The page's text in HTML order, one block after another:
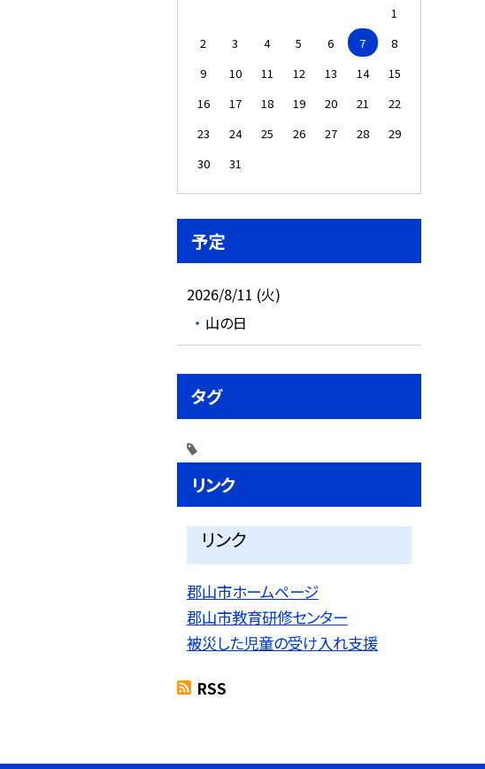
1
2
3 4 5 6 7
8
9
10 11 12 13 14
15
16
17 18 19 20 21
22
23
24 25 26 27 28
29
30
31
予定
2026/8/11 (火)
山の日
タグ
リンク
リンク
郡山市ホームページ
郡山市教育研修センター
被災した児童の受け入れ支援
RSS